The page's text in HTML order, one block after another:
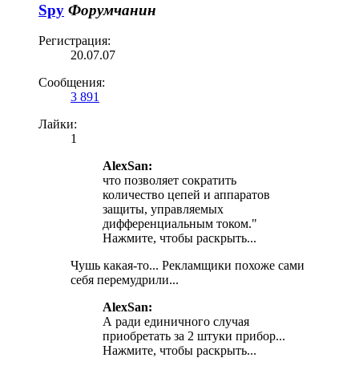
Spy Форумчанин
Регистрация:
20.07.07
Сообщения:
3 891
Лайки:
1
AlexSan:
что позволяет сократить
количество цепей и аппаратов
защиты, управляемых
дифференциальным током."
Нажмите, чтобы раскрыть...
Чушь какая-то... Рекламщики похоже сами
себя перемудрили...
AlexSan:
А ради единичного случая
приобретать за 2 штуки прибор...
Нажмите, чтобы раскрыть...